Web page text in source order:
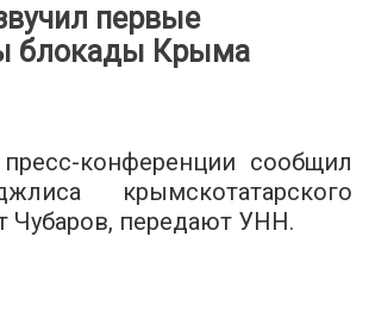
первые
блокады Крыма
конференции сообщил
крымскотатарского
Чубаров, передают УНН.